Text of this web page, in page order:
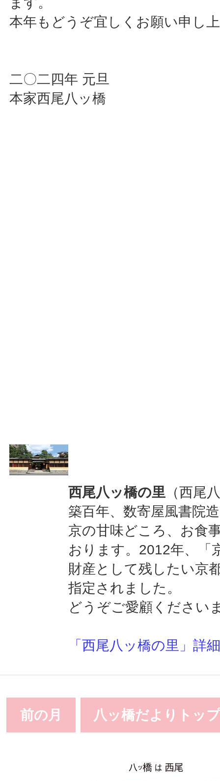
本年もどうぞ宜しくお願い申し
二〇二四年 元旦
本家西尾八ッ橋
西尾八ッ橋の里 （西尾
築百年、数寄屋風書院
京の甘味どころ、お食
おります。2012年、「
財産として残したい京
指定されました。
どうぞご愛顧ください
「西尾八ッ橋の里」詳
前の月 八ッ橋だよりトッ